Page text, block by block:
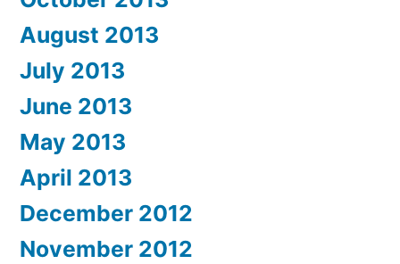
August 2013
July 2013
June 2013
May 2013
April 2013
December 2012
November 2012